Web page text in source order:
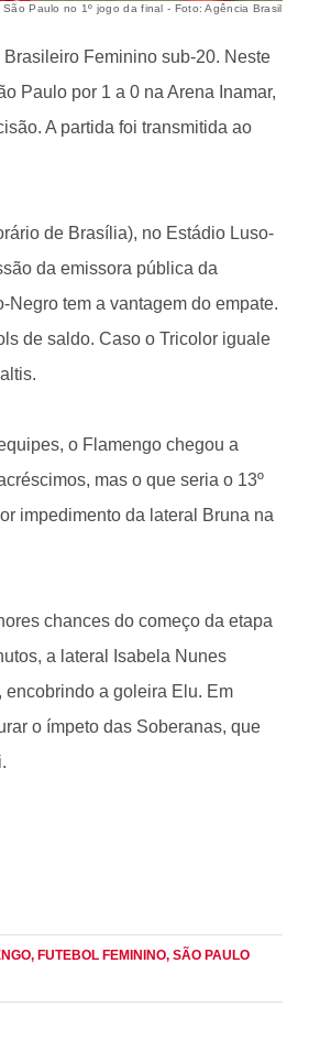
Paulo no 1º jogo da final - Foto: Agência Brasil
Feminino sub-20. Neste
Paulo por 1 a 0 na Arena Inamar,
A partida foi transmitida ao
de Brasília), no Estádio Luso-
da emissora pública da
Negro tem a vantagem do empate.
de saldo. Caso o Tricolor iguale
o Flamengo chegou a
mas o que seria o 13º
impedimento da lateral Bruna na
chances do começo da etapa
a lateral Isabela Nunes
a goleira Elu. Em
o ímpeto das Soberanas, que
, FUTEBOL FEMININO, SÃO PAULO